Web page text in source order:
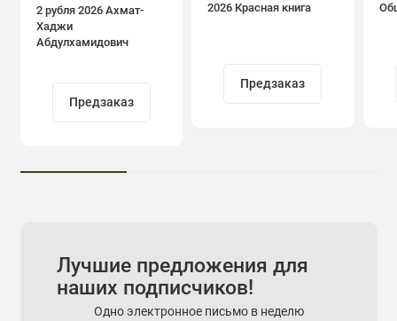
2 рубля 2026 Ахмат-
Хаджи
Абдулхамидович
Предзаказ
2026 Красная книга
Предзаказ
Лучшие предложения для
наших подписчиков!
Одно электронное письмо в неделю